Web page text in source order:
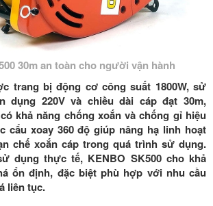
30m an toàn cho người vận hành
trang bị động cơ công suất 1800W, sử
dụng 220Vvà chiều dài cáp đạt30m,
khả năng chống xoắn và chống gỉ hiệu
cẩu xoay 360 độ giúp nâng hạ linh hoạt
chế xoắn cáp trong quá trình sử dụng.
dụng thực tế, KENBO SK500 cho khả
ổn định, đặc biệt phù hợp với nhu cầu
liên tục.